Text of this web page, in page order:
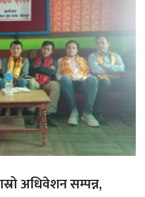
अधिवेशन सम्पन्न,